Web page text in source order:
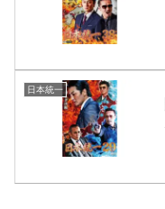
日本統一